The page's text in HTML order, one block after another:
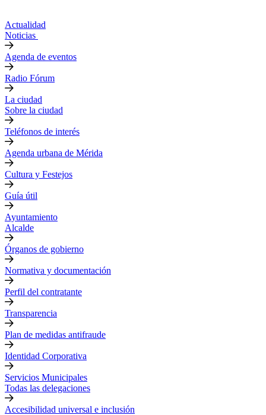
Actualidad
Noticias
Agenda de eventos
Radio Fórum
La ciudad
Sobre la ciudad
Teléfonos de interés
Agenda urbana de Mérida
Cultura y Festejos
Guía útil
Ayuntamiento
Alcalde
Órganos de gobierno
Normativa y documentación
Perfil del contratante
Transparencia
Plan de medidas antifraude
Identidad Corporativa
Servicios Municipales
Todas las delegaciones
Accesibilidad universal e inclusión